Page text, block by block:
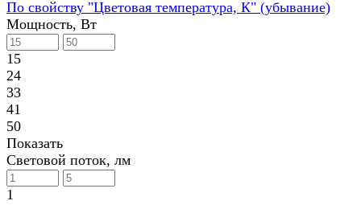
По свойству "Цветовая температура, К" (убывание)
Мощность, Вт
15
24
33
41
50
Показать
Световой поток, лм
1